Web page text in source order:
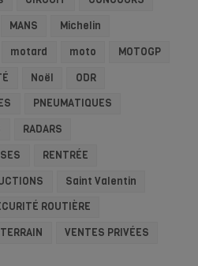
MANS
Michelin
motard moto
MOTOGP
Noël
ODR
PNEUMATIQUES
RADARS
RENTRÉE
Saint Valentin
ROUTIÈRE
VENTES PRIVÉES